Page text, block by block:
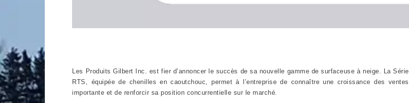
Les Produits Gilbert Inc. est fier d’annoncer le succès de sa nouvelle gamme de surfaceuse à neige. La Série
RTS, équipée de chenilles en caoutchouc, permet à l’entreprise de connaître une croissance des ventes
importante et de renforcir sa position concurrentielle sur le marché.